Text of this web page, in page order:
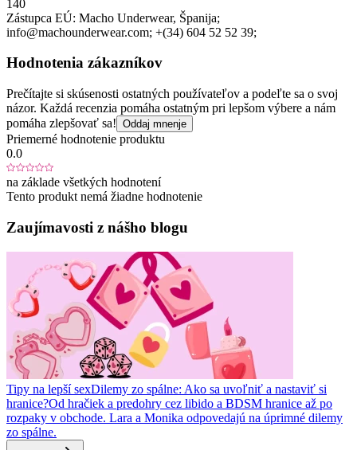
140
Zástupca EÚ: Macho Underwear, Španija;
info@machounderwear.com; +(34) 604 52 52 39;
Hodnotenia zákazníkov
Prečítajte si skúsenosti ostatných používateľov a podeľte sa o svoj
názor. Každá recenzia pomáha ostatným pri lepšom výbere a nám
pomáha zlepšovať sa! Oddaj mnenje
Priemerné hodnotenie produktu
0.0
na základe všetkých hodnotení
Tento produkt nemá žiadne hodnotenie
Zaujímavosti z nášho blogu
Tipy na lepší sexDilemy zo spálne: Ako sa uvoľniť a nastaviť si
hranice?Od hračiek a predohry cez libido a BDSM hranice až po
rozpaky v obchode. Lara a Monika odpovedajú na úprimné dilemy
zo spálne.